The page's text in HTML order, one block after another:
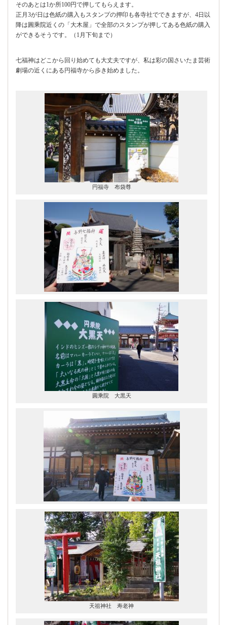
そのあとは1か所100円で押してもらえます。
正月3が日は色紙の購入もスタンプの押印も各寺社でできますが、4日以
降は圓乘院近くの「大木屋」で全部のスタンプが押してある色紙の購入
ができるそうです。（1月下旬まで）
七福神はどこから回り始めても大丈夫ですが、私は彩の国さいたま芸術
劇場の近くにある円福寺から歩き始めました。
円福寺 布袋尊
圓乘院 大黒天
天祖神社 寿老神